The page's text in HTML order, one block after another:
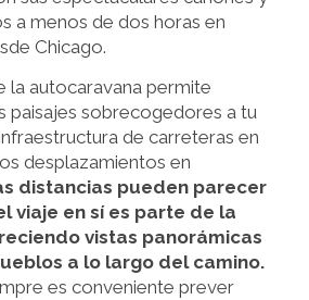
a menos de dos horas en
Chicago.
la autocaravana permite
paisajes sobrecogedores a tu
de carreteras en
desplazamientos en
distancias pueden parecer
viaje en sí es parte de la
vistas panorámicas
a lo largo del camino.
es conveniente prever